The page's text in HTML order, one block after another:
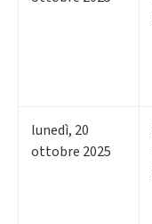
lunedì, 20
ottobre 2025